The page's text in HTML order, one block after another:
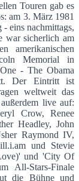
Touren gab es
am 3. März 1981
eins nachmittags,
war sicherlich am
amerikanischen
Memorial in
- The Obama
Der Eintritt ist
weltweit das
live auf:
Crow, Renee
Headley, John
Raymond IV,
und Stevie
und 'City Of
All-Stars-Finale
die Bühne und